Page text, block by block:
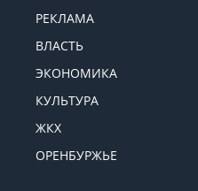
РЕКЛАМА
ВЛАСТЬ
ЭКОНОМИКА
КУЛЬТУРА
ЖКХ
ОРЕНБУРЖЬЕ